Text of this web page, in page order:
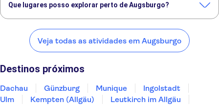
Que lugares posso explorar perto de Augsburgo?
Augsburgo:
Günzburg
Veja todas as atividades em Augsburgo
Destinos próximos
Dachau Günzburg Munique
Ingolstadt
Ulm
Kempten (Allgäu)
Leutkirch im Allgäu